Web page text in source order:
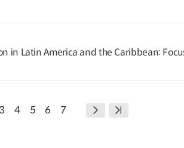
in Latin America and the Caribbean:
3 4 5 6 7